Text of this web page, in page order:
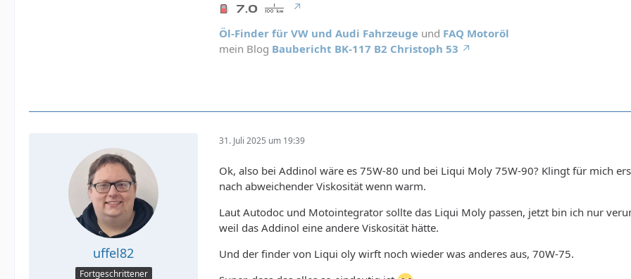
Öl-Finder für VW und Audi Fahrzeuge und FAQ Motoröl
mein Blog Baubericht BK-117 B2 Christoph 53
uffel82
Fortgeschrittener
31. Juli 2025 um 19:39
Ok, also bei Addinol wäre es 75W-80 und bei Liqui Moly 75W-90? Klingt für mich
nach abweichender Viskosität wenn warm.
Laut Autodoc und Motointegrator sollte das Liqui Moly passen, jetzt bin ich nur
weil das Addinol eine andere Viskosität hätte.
Und der finder von Liqui oly wirft noch wieder was anderes aus, 70W-75.